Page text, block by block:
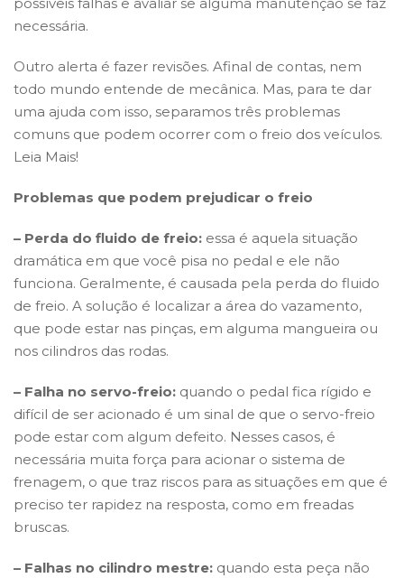
necessária.
Outro alerta é fazer revisões. Afinal de contas, nem
todo mundo entende de mecânica. Mas, para te dar
uma ajuda com isso, separamos três problemas
comuns que podem ocorrer com o freio dos veículos.
Leia Mais!
Problemas que podem prejudicar o freio
– Perda do fluido de freio: essa é aquela situação
dramática em que você pisa no pedal e ele não
funciona. Geralmente, é causada pela perda do fluido
de freio. A solução é localizar a área do vazamento,
que pode estar nas pinças, em alguma mangueira ou
nos cilindros das rodas.
– Falha no servo-freio: quando o pedal fica rígido e
difícil de ser acionado é um sinal de que o servo-freio
pode estar com algum defeito. Nesses casos, é
necessária muita força para acionar o sistema de
frenagem, o que traz riscos para as situações em que é
preciso ter rapidez na resposta, como em freadas
bruscas.
– Falhas no cilindro mestre: quando esta peça não